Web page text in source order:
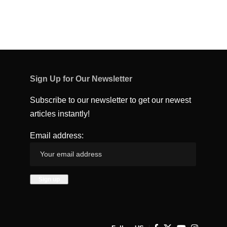
Sign Up for Our Newsletter
Subscribe to our newsletter to get our newest
articles instantly!
Email address: